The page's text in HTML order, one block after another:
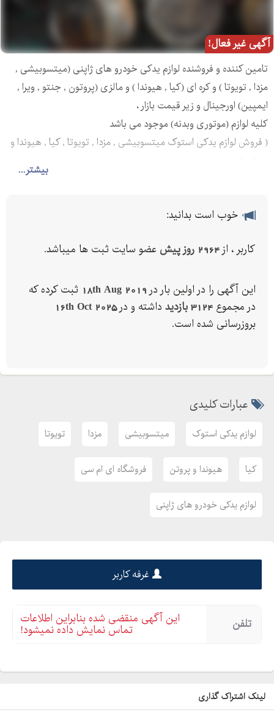
آگهی غیر فعال!
بیشتر...
تامین کننده و فروشنده لوازم یدکی خودرو های ژاپنی (میتسوبیشی ,
مزدا , تویوتا ) و کره ای (کیا , هیوندا ) و مالزی (پروتون , جنتو , ویرا ,
ایمپین) اورجینال و زیر قیمت بازار ،
کلیه لوازم (موتوری وبدنه) موجود می باشد
( فروش لوازم یدکی استوک میتسوبیشی , مزدا , تویوتا , کیا , هیوندا و
خوب است بدانید:
کاربر ، از 2964 روز پیش عضو سایت ثبت ها میباشد.
این آگهی را در اولین بار در 18th Aug 2019 ثبت کرده که
در مجموع 3124 بازدید داشته و در16th Oct 2025
بروزرسانی شده است.
عبارات کلیدی
لوازم یدکی استوک میتسوبیشی مزدا تویوتا
کیا هیوندا و پروتن فروشگاه ای ام سی
لوازم یدکی خودرو های ژاپنی
غرفه کاربر
تلفن این آگهی منقضی شده بنابراین اطلاعات
تماس نمایش داده نمیشود!
لینک اشتراک گذاری